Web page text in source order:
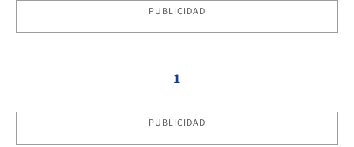
PUBLICIDAD
1
PUBLICIDAD